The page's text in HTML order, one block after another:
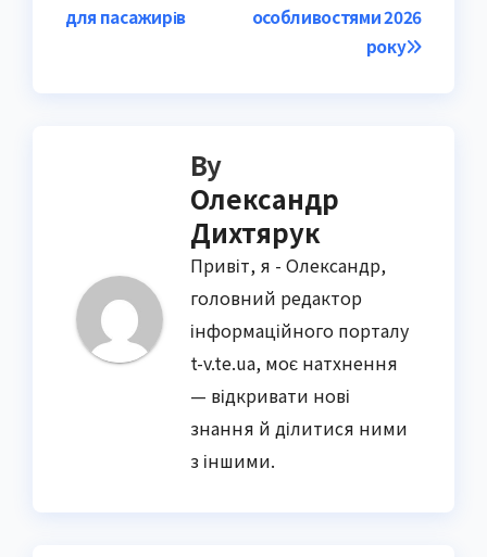
особливостями 2026
року
для пасажирів
By
Олександр
Дихтярук
Привіт, я - Олександр,
головний редактор
інформаційного порталу
t-v.te.ua, моє натхнення
— відкривати нові
знання й ділитися ними
з іншими.